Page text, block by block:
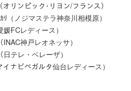
ンピック･リヨン/フランス）
ノジマステラ神奈川相模原）
レディース）
神戸レオネッサ）
レ・ベレーザ）
ビベガルタ仙台レディース）